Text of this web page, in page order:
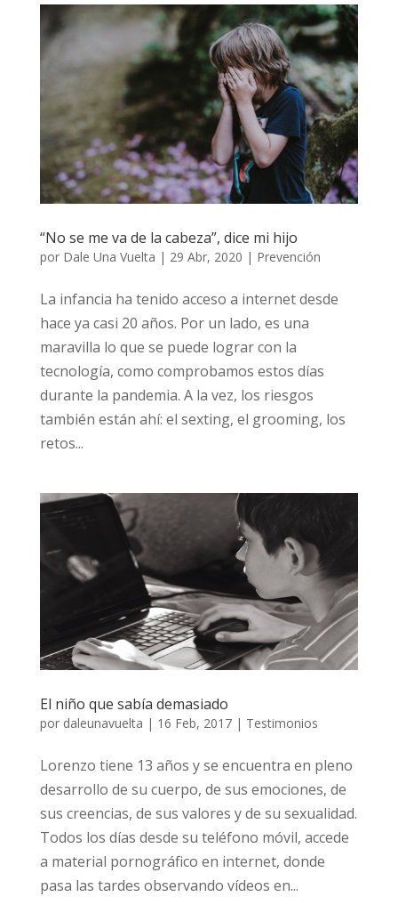
“No se me va de la cabeza”, dice mi hijo
por Dale Una Vuelta | 29 Abr, 2020 | Prevención
La infancia ha tenido acceso a internet desde
hace ya casi 20 años. Por un lado, es una
maravilla lo que se puede lograr con la
tecnología, como comprobamos estos días
durante la pandemia. A la vez, los riesgos
también están ahí: el sexting, el grooming, los
retos...
El niño que sabía demasiado
por daleunavuelta | 16 Feb, 2017| Testimonios
Lorenzo tiene 13 años y se encuentra en pleno
desarrollo de su cuerpo, de sus emociones, de
sus creencias, de sus valores y de su sexualidad.
Todos los días desde su teléfono móvil, accede
a material pornográfico en internet, donde
pasa las tardes observando vídeos en...